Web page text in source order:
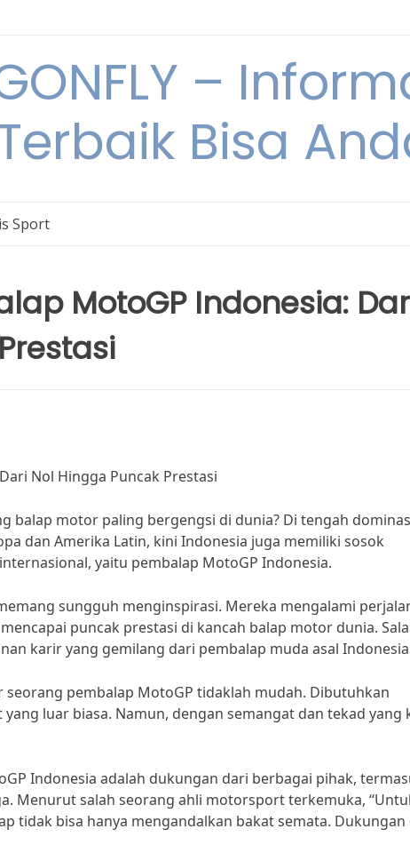
–
Bisa
Sport
MotoGP Indonesia:
Nol Hingga Puncak Prestasi
balap motor paling bergengsi di dunia? Di tengah
dan Amerika Latin, kini Indonesia juga memiliki sosok
yaitu pembalap MotoGP Indonesia.
sungguh menginspirasi. Mereka mengalami
puncak prestasi di kancah balap motor dunia.
karir yang gemilang dari pembalap muda asal
pembalap MotoGP tidaklah mudah. Dibutuhkan
luar biasa. Namun, dengan semangat dan tekad yang
Indonesia adalah dukungan dari berbagai pihak,
Menurut salah seorang ahli motorsport terkemuka,
tidak bisa hanya mengandalkan bakat semata. Dukungan